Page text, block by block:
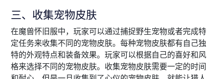
三、收集宠物皮肤
在魔兽怀旧服中，玩家可以通过捕捉野生宠物或者完成特
定任务来收集不同的宠物皮肤。每种宠物皮肤都有自己独
特的外观特点和装备效果。玩家可以根据自己的喜好和风
格来选择不同的宠物皮肤。收集宠物皮肤需要一定的时间